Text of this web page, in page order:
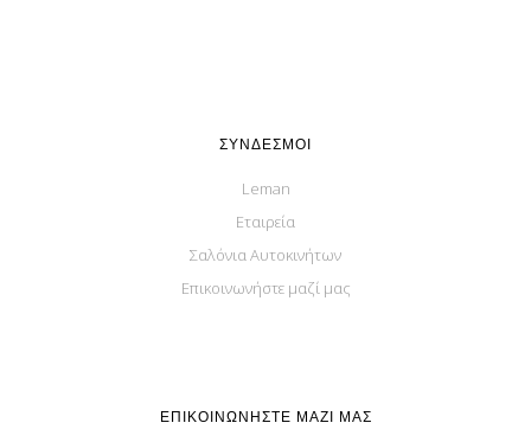
ΣΎΝΔΕΣΜΟΙ
Leman
Εταιρεία
Σαλόνια Αυτοκινήτων
Επικοινωνήστε μαζί μας
ΕΠΙΚΟΙΝΩΝΉΣΤΕ ΜΑΖΊ ΜΑΣ